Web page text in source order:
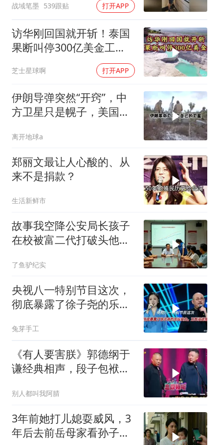
战域笔墨 539跟贴 打开APP
访华刚回国就开斩！泰国
果断叫停300亿美金工
芝士星球啊 打开APP
伊朗导弹突然“开窍”，中
方卫星只是幌子，美国真
离开地球a
郑丽文最让人心酸的、从
来不是捐款？
生活新鲜市
故事我空降公安局长孩子
在校被富二代打破头他爹
了鱼驴纪实
央视八一特别节目这次，
彻底暴露了徐子尧的乐坛
兔芽手工
《有人要害朕》郭德纲于
谦经典相声，段子包袱满
别人都叫我阿腈
3年前她打儿媳耍威风，3
年后去前岳母家看孙子，